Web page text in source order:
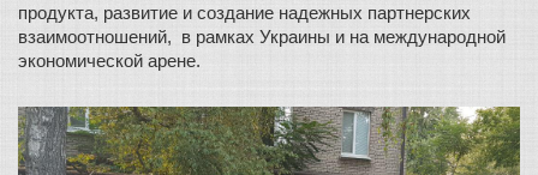
продукта, развитие и создание надежных партнерских
взаимоотношений,  в рамках Украины и на международной
экономической арене.